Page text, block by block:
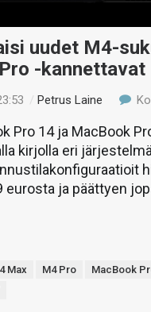
uudet M4-
-kannettavat
/Petrus Laine
Pro 14 ja MacBook
kirjolla eri
eurosta ja päättyen
Max M4 Pro
MacBook